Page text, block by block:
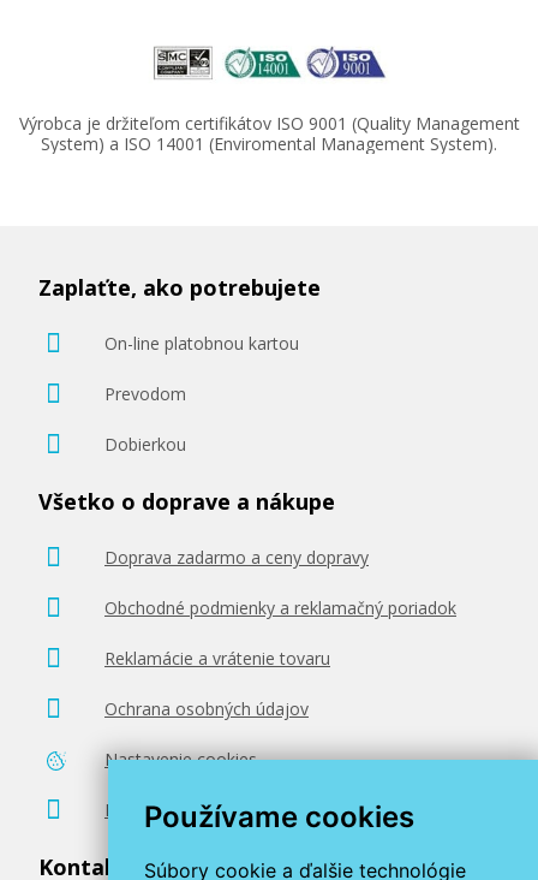
Používame cookies
Súbory cookie a ďalšie technológie
Výrobca je držiteľom certifikátov ISO 9001 (Quality Management
System) a ISO 14001 (Enviromental Management System).
Zaplaťte, ako potrebujete
On-line platobnou kartou
Prevodom
Dobierkou
Všetko o doprave a nákupe
Doprava zadarmo a ceny dopravy
Obchodné podmienky a reklamačný poriadok
Reklamácie a vrátenie tovaru
Ochrana osobných údajov
Nastavenie cookies
Poradenstvo zadarmo
Kontaktujte nás